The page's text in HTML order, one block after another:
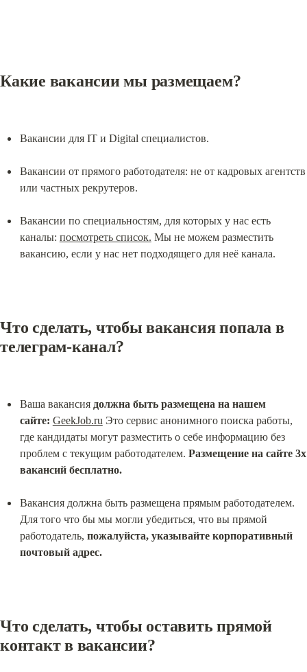
Какие вакансии мы размещаем?
Вакансии для IT и Digital специалистов.
Вакансии от прямого работодателя: не от кадровых агентств
или частных рекрутеров.
Вакансии по специальностям, для которых у нас есть
каналы: посмотреть список. Мы не можем разместить
вакансию, если у нас нет подходящего для неё канала.
Что сделать, чтобы вакансия попала в
телеграм-канал?
Ваша вакансия должна быть размещена на нашем
сайте: GeekJob.ru Это сервис анонимного поиска работы,
где кандидаты могут разместить о себе информацию без
проблем с текущим работодателем. Размещение на сайте 3х
вакансий бесплатно.
Вакансия должна быть размещена прямым работодателем.
Для того что бы мы могли убедиться, что вы прямой
работодатель, пожалуйста, указывайте корпоративный
почтовый адрес.
Что сделать, чтобы оставить прямой
контакт в вакансии?